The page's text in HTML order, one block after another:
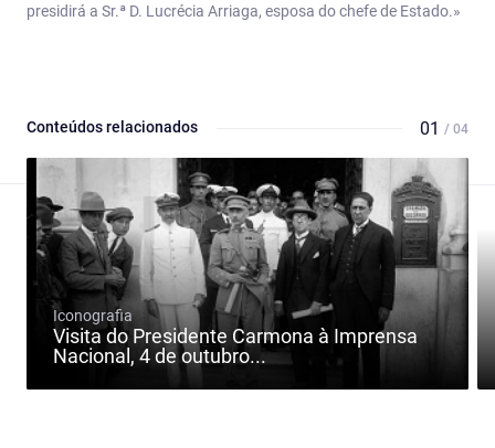
presidirá a Sr.ª D. Lucrécia Arriaga, esposa do chefe de Estado.»
Conteúdos relacionados 01 / 04
Iconografia
Visita do Presidente Carmona à Imprensa
Nacional, 4 de outubro...